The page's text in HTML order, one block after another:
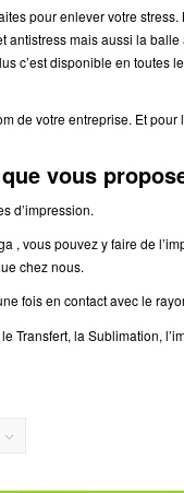
pour enlever votre
antistress mais aussi la
c’est disponible en toutes
de votre entreprise. Et pour
vous
d’impression.
, vous pouvez y faire de
chez nous.
fois en contact avec le
Transfert, la Sublimation,